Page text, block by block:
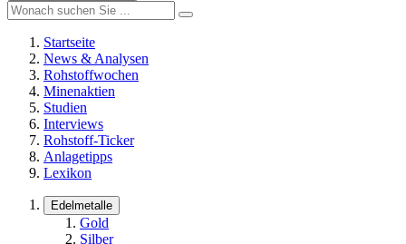
Startseite
News & Analysen
Rohstoffwochen
Minenaktien
Studien
Interviews
Rohstoff-Ticker
Anlagetipps
Lexikon
Edelmetalle
Gold
Silber